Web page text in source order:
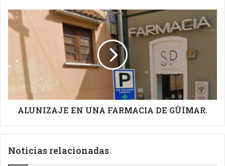
ALUNIZAJE
EN
UNA
FARMACIA
GÜÍMAR.
ALUNIZAJE EN UNA FARMACIA DE GÜÍMAR.
Noticias relacionadas